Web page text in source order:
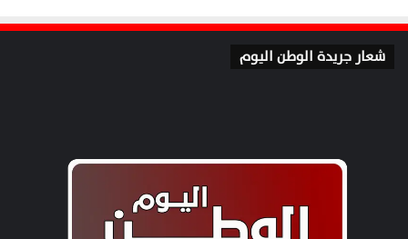
شعار جريدة الوطن اليوم